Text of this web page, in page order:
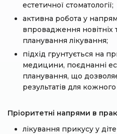
естетичної стоматології;
активна робота у
впровадження новітніх
планування лікування;
підхід грунтується на
медицини, поєднанні
планування, що
результатів для кожного
Пріоритетні напрями в
лікування прикусу у